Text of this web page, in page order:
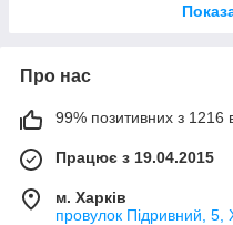
Про нас
99% позитивних з 1216
Працює з 19.04.2015
м. Харків
провулок Підривний, 5,